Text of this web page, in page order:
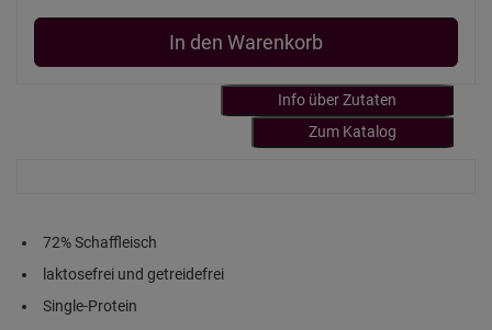
In den Warenkorb
Info über Zutaten
Zum Katalog
72% Schaffleisch
laktosefrei und getreidefrei
Single-Protein